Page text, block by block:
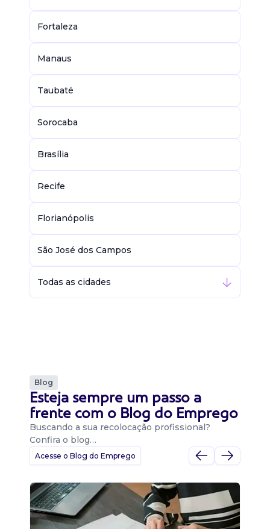
Fortaleza
Manaus
Taubaté
Sorocaba
Brasília
Recife
Florianópolis
São José dos Campos
Todas as cidades
Blog
Esteja sempre um passo a
frente com o Blog do Emprego
Buscando a sua recolocação profissional?
Confira o blog…
Acesse o Blog do Emprego